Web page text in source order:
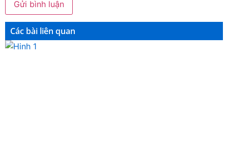
Các bài liên quan